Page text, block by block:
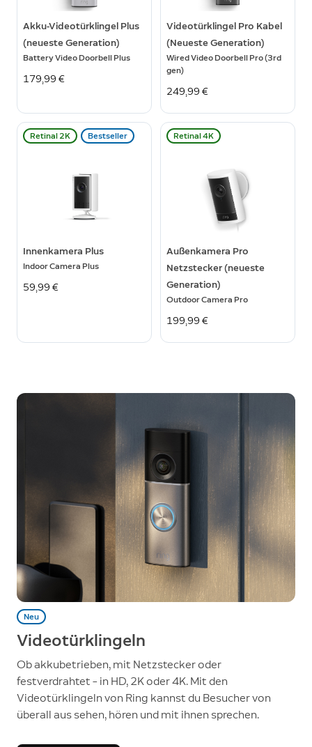
Akku-Videotürklingel Plus
(neueste Generation)
Battery Video Doorbell Plus
179,99 €
Videotürklingel Pro Kabel
(Neueste Generation)
Wired Video Doorbell Pro (3rd
gen)
249,99 €
Retinal 2K Bestseller
Innenkamera Plus
Indoor Camera Plus
59,99 €
Retinal 4K
Außenkamera Pro
Netzstecker (neueste
Generation)
Outdoor Camera Pro
199,99 €
Neu
Videotürklingeln
Ob akkubetrieben, mit Netzstecker oder
festverdrahtet – in HD, 2K oder 4K. Mit den
Videotürklingeln von Ring kannst du Besucher von
überall aus sehen, hören und mit ihnen sprechen.